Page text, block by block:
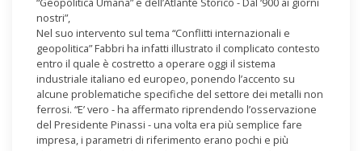
nostri”,
Nel suo intervento sul tema “Conflitti internazionali e
geopolitica” Fabbri ha infatti illustrato il complicato contesto
entro il quale è costretto a operare oggi il sistema
industriale italiano ed europeo, ponendo l’accento su
alcune problematiche specifiche del settore dei metalli non
ferrosi. “E’ vero - ha affermato riprendendo l’osservazione
del Presidente Pinassi - una volta era più semplice fare
impresa, i parametri di riferimento erano pochi e più